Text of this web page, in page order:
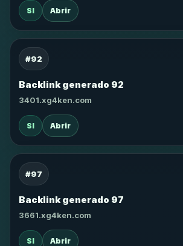
SI Abrir
#92
Backlink generado 92
3401.xg4ken.com
SI Abrir
#97
Backlink generado 97
3661.xg4ken.com
SI Abrir